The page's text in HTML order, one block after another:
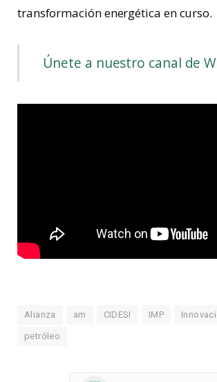
transformación energética en curso.
Únete a nuestro canal de
Alianza am CIDESI IMP
petróleo